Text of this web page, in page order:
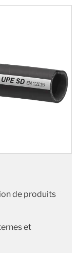
de produits
et